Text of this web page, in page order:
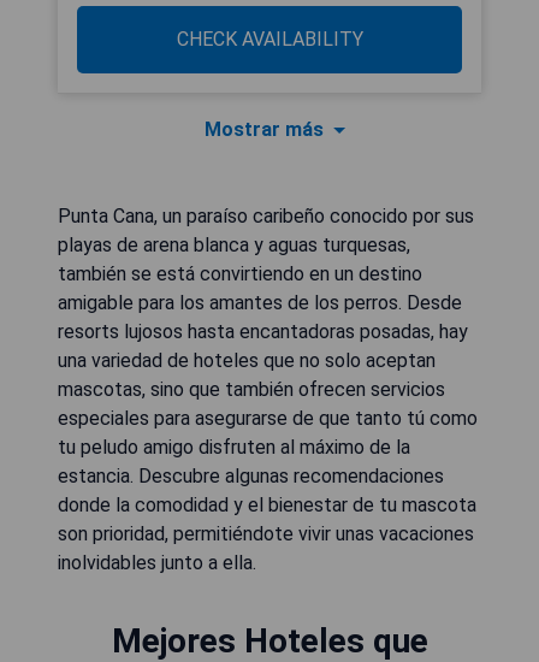
CHECK AVAILABILITY
Mostrar más
Punta Cana, un paraíso caribeño conocido por sus
playas de arena blanca y aguas turquesas,
también se está convirtiendo en un destino
amigable para los amantes de los perros. Desde
resorts lujosos hasta encantadoras posadas, hay
una variedad de hoteles que no solo aceptan
mascotas, sino que también ofrecen servicios
especiales para asegurarse de que tanto tú como
tu peludo amigo disfruten al máximo de la
estancia. Descubre algunas recomendaciones
donde la comodidad y el bienestar de tu mascota
son prioridad, permitiéndote vivir unas vacaciones
inolvidables junto a ella.
Mejores Hoteles que